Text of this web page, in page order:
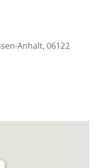
Anhalt, 06122